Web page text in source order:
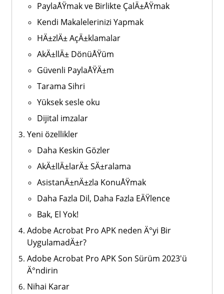
PaylaÅŸmak ve Birlikte ÇalÄ±ÅŸmak
Kendi Makalelerinizi Yapmak
HÄ±zlÄ± AçÄ±klamalar
AkÄ±llÄ± DönüÅŸüm
Güvenli PaylaÅŸÄ±m
Tarama Sihri
Yüksek sesle oku
Dijital imzalar
Yeni özellikler
Daha Keskin Gözler
AkÄ±llÄ±larÄ± SÄ±ralama
AsistanÄ±nÄ±zla KonuÅŸmak
Daha Fazla Dil, Daha Fazla EÄŸlence
Bak, El Yok!
Adobe Acrobat Pro APK neden Ä°yi Bir
UygulamadÄ±r?
Adobe Acrobat Pro APK Son Sürüm 2023'ü
Ä°ndirin
Nihai Karar